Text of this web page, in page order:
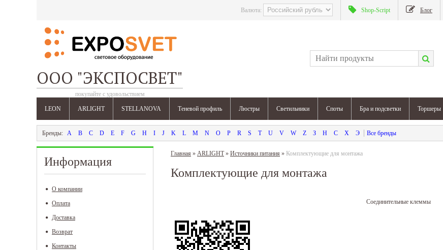
Валюта: Shop-Script Блог
ООО "ЭКСПОСВЕТ"
покупайте с удовольствием
LEON ARLIGHT STELLANOVA Теневой профиль Люстры Светильники Споты Бра и подсветки Торшеры
A B C D E F G H I J K L M N O P R S T U V W Z З Н С Х Э
Информация
О компании
Оплата
Доставка
Возврат
Контакты
Главная » ARLIGHT» Источники питания » Комплектующие для монтажа
Комплектующие для монтажа
Соединительные клеммы